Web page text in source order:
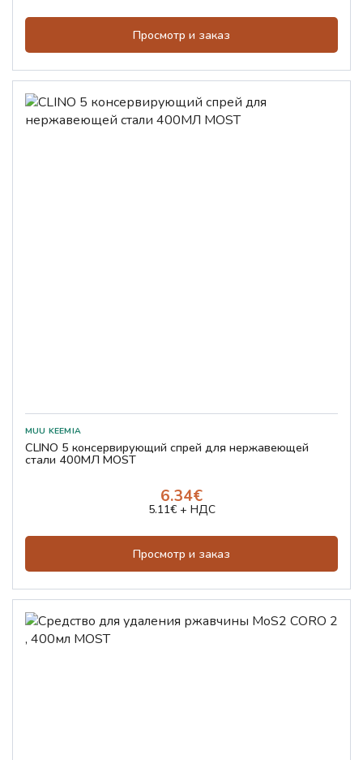
Просмотр и заказ
CLINO 5 консервирующий спрей для нержавеющей
стали 400МЛ MOST
6.34€
5.11€ + НДС
Просмотр и заказ